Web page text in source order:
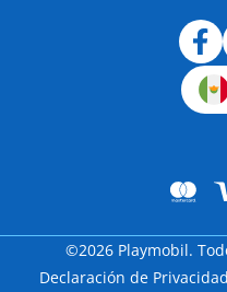
©2026 Playmobil.
Declaración de Privacidad